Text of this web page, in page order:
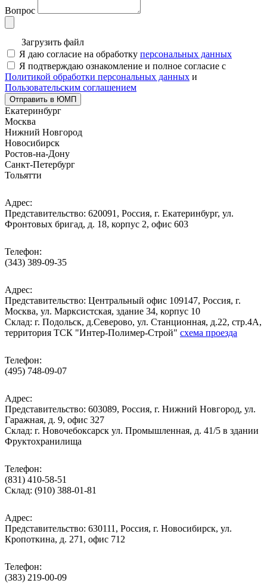
Вопрос
Загрузить файл
Я даю согласие на обработку персональных данных
Я подтверждаю ознакомление и полное согласие с
Политикой обработки персональных данных и
Пользовательским соглашением
Отправить в ЮМП
Екатеринбург
Москва
Нижний Новгород
Новосибирск
Ростов-на-Дону
Санкт-Петербург
Тольятти
Адрес:
Представительство: 620091, Россия, г. Екатеринбург, ул.
Фронтовых бригад, д. 18, корпус 2, офис 603
Телефон:
(343) 389-09-35
Адрес:
Представительство: Центральный офис 109147, Россия, г.
Москва, ул. Марксистская, здание 34, корпус 10
Cклад: г. Подольск, д.Северово, ул. Станционная, д.22, стр.4А,
территория ТСК "Интер-Полимер-Строй" схема проезда
Телефон:
(495) 748-09-07
Адрес:
Представительство: 603089, Россия, г. Нижний Новгород, ул.
Гаражная, д. 9, офис 327
Склад: г. Новочебоксарск ул. Промышленная, д. 41/5 в здании
Фруктохранилища
Телефон:
(831) 410-58-51
Склад: (910) 388-01-81
Адрес:
Представительство: 630111, Россия, г. Новосибирск, ул.
Кропоткина, д. 271, офис 712
Телефон:
(383) 219-00-09